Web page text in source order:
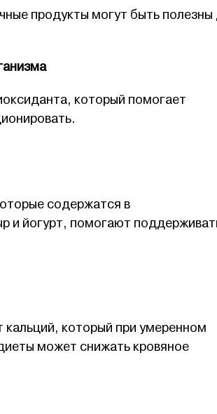
продукты могут быть полезны
который помогает
содержатся в
и йогурт, помогают
который при умеренном
может снижать кровяное